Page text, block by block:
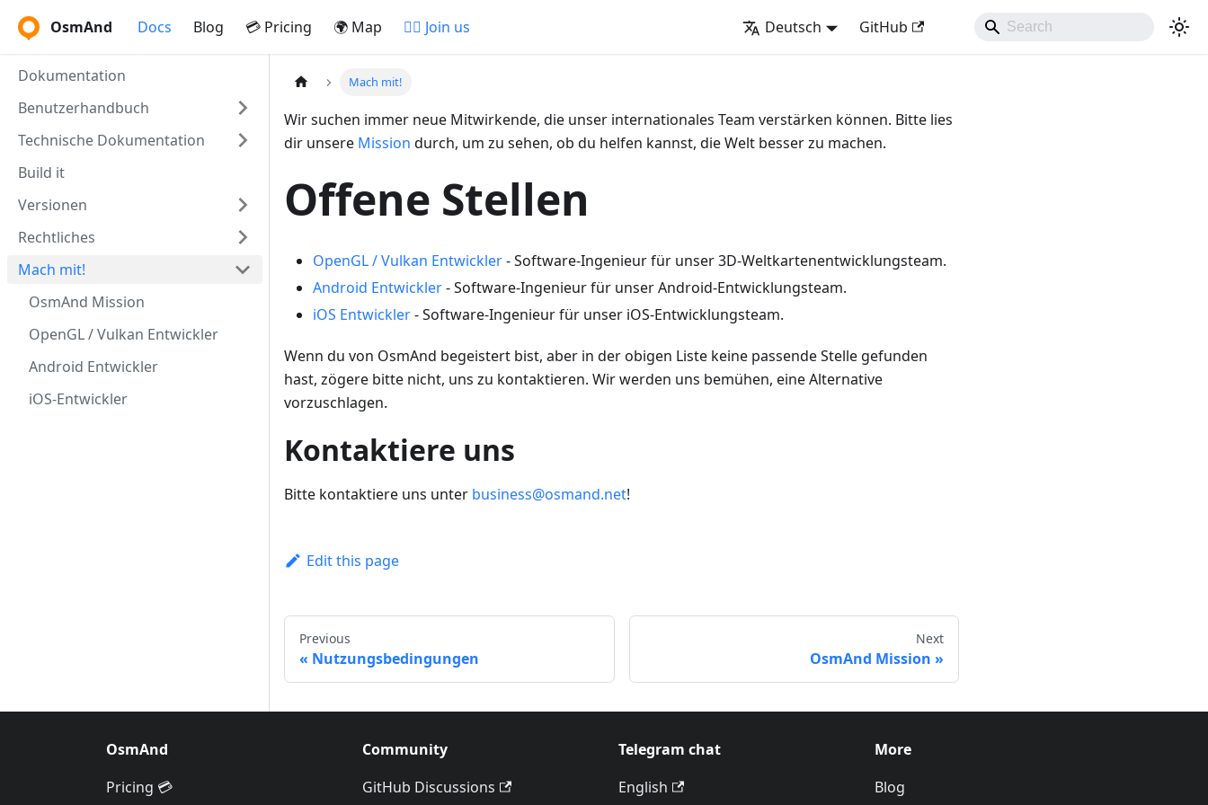
OsmAnd Docs Blog 💳 Pricing 🌍 Map 🚵‍♂️ Join us Deutsch GitHub
Dokumentation
Benutzerhandbuch
Technische Dokumentation
Build it
Versionen
Rechtliches
Mach mit!
OsmAnd Mission
OpenGL / Vulkan Entwickler
Android Entwickler
iOS-Entwickler
Mach mit!
Wir suchen immer neue Mitwirkende, die unser internationales Team verstärken können. Bitte lies
dir unsere Mission durch, um zu sehen, ob du helfen kannst, die Welt besser zu machen.
Offene Stellen
OpenGL / Vulkan Entwickler- Software-Ingenieur für unser 3D-Weltkartenentwicklungsteam.
Android Entwickler- Software-Ingenieur für unser Android-Entwicklungsteam.
iOS Entwickler- Software-Ingenieur für unser iOS-Entwicklungsteam.
Wenn du von OsmAnd begeistert bist, aber in der obigen Liste keine passende Stelle gefunden
hast, zögere bitte nicht, uns zu kontaktieren. Wir werden uns bemühen, eine Alternative
vorzuschlagen.
Kontaktiere uns
Bitte kontaktiere uns unter business@osmand.net!
Edit this page
Previous
Nutzungsbedingungen
Next
OsmAnd Mission
OsmAnd
Pricing 💳
Community
GitHub Discussions
Telegram chat
English
More
Blog